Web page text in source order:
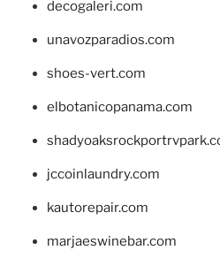
decogaleri.com
unavozparadios.com
shoes-vert.com
elbotanicopanama.com
jccoinlaundry.com
kautorepair.com
marjaeswinebar.com